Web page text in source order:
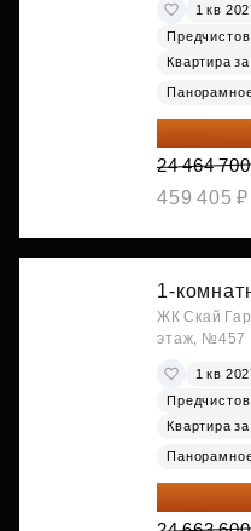
1 кв
Квартира
20 305
24 464
459 405 ₽
1-
ЖК Скай
этаж, №457
1 кв
Квартира
20 470